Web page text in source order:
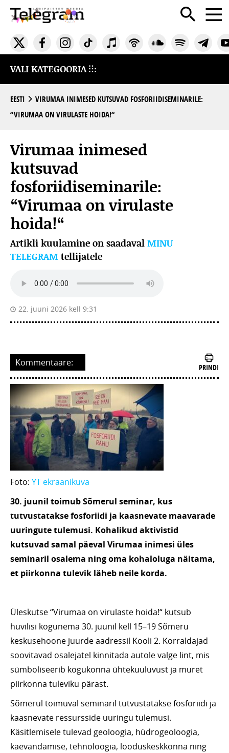
VALI KATEGOORIA
EESTI
VIRUMAA INIMESED KUTSUVAD FOSFORIIDISEMINARILE:
“VIRUMAA ON VIRULASTE HOIDA!“
Virumaa inimesed
kutsuvad
fosforiidiseminarile:
“Virumaa on virulaste
hoida!“
Artikli kuulamine on saadaval MINU
TELEGRAM tellijatele
22. juuni 2026 kell 9:31
Kommentaare: PRINDI
Foto: YT ekraanikuva
30. juunil toimub Sõmerul seminar, kus
tutvustatakse fosforiidi ja kaasnevate maavarade
uuringute tulemusi. Kohalikud aktivistid
kutsuvad samal päeval Virumaa inimesi üles
seminaril osalema ning oma kohaloluga näitama,
et piirkonna tulevik läheb neile korda.
Üleskutse “Virumaa on virulaste hoida!“ kutsub
huvilisi kogunema 30. juunil kell 15–19 Sõmeru
keskusehoone juurde aadressil Kooli 2. Korraldajad
soovitavad osalejatel kinnitada autole valge lint, mis
sümboliseerib kogukonna ühtekuuluvust ja muret
piirkonna tuleviku pärast.
Sõmerul toimuval seminaril tutvustatakse fosforiidi ja
kaasnevate ressursside uuringu tulemusi.
Käsitlemisele tulevad geoloogia, hüdrogeoloogia,
kaevandamise, tehnoloogia, looduskeskkonna ning